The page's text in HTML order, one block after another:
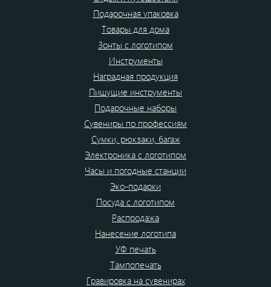
Подарочная упаковка
Товары для дома
Зонты с логотипом
Инструменты
Наградная продукция
Пишущие инструменты
Подарочные наборы
Сувениры по профессиям
Сумки, рюкзаки, багаж
Электроника с логотипом
Часы и погодные станции
Эко-подарки
Посуда с логотипом
Распродажа
Нанесение логотипа
УФ печать
Тампопечать
Гравировка на сувенирах